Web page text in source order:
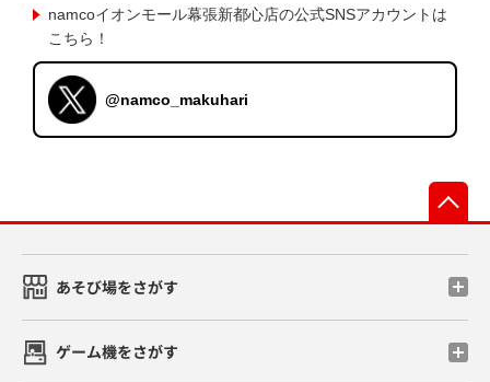
namcoイオンモール幕張新都心店の公式SNSアカウントは
こちら！
@namco_makuhari
あそび場をさがす
ゲーム機をさがす